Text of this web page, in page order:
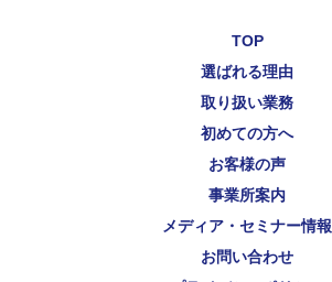
TOP
選ばれる理由
取り扱い業務
初めての方へ
お客様の声
事業所案内
メディア・セミナー情報
お問い合わせ